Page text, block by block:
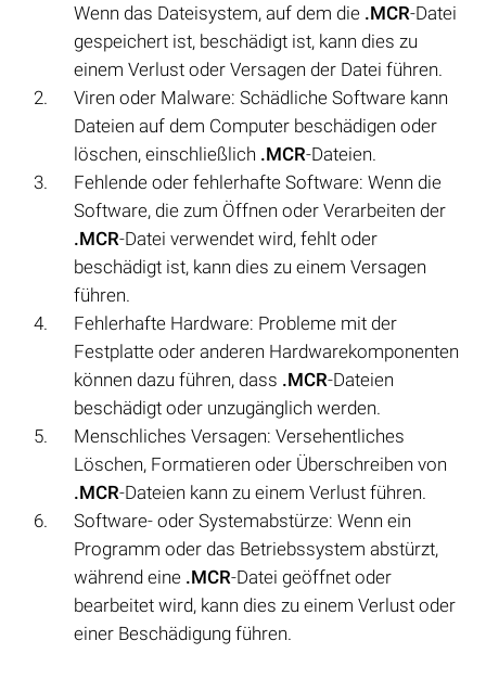
Wenn das Dateisystem, auf dem die .MCR-Datei
gespeichert ist, beschädigt ist, kann dies zu
einem Verlust oder Versagen der Datei führen.
Viren oder Malware: Schädliche Software kann
Dateien auf dem Computer beschädigen oder
löschen, einschließlich .MCR-Dateien.
Fehlende oder fehlerhafte Software: Wenn die
Software, die zum Öffnen oder Verarbeiten der
.MCR-Datei verwendet wird, fehlt oder
beschädigt ist, kann dies zu einem Versagen
führen.
Fehlerhafte Hardware: Probleme mit der
Festplatte oder anderen Hardwarekomponenten
können dazu führen, dass .MCR-Dateien
beschädigt oder unzugänglich werden.
Menschliches Versagen: Versehentliches
Löschen, Formatieren oder Überschreiben von
.MCR-Dateien kann zu einem Verlust führen.
Software- oder Systemabstürze: Wenn ein
Programm oder das Betriebssystem abstürzt,
während eine .MCR-Datei geöffnet oder
bearbeitet wird, kann dies zu einem Verlust oder
einer Beschädigung führen.